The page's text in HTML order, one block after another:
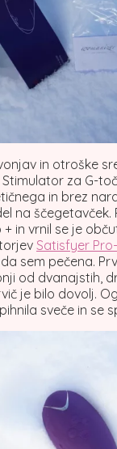
in otroške
za G-
in brez
na ščegetavček.
in vrnil se je
Satisfyer
sem pečena.
od dvanajstih,
je bilo dovolj.
sveče in se